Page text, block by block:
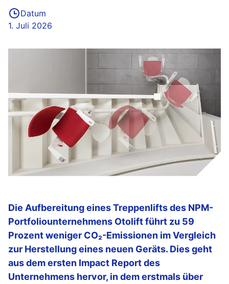
Datum
1. Juli 2026
Die Aufbereitung eines Treppenlifts des NPM-
Portfoliounternehmens Otolift führt zu 59
Prozent weniger CO₂-Emissionen im Vergleich
zur Herstellung eines neuen Geräts. Dies geht
aus dem ersten Impact Report des
Unternehmens hervor, in dem erstmals über